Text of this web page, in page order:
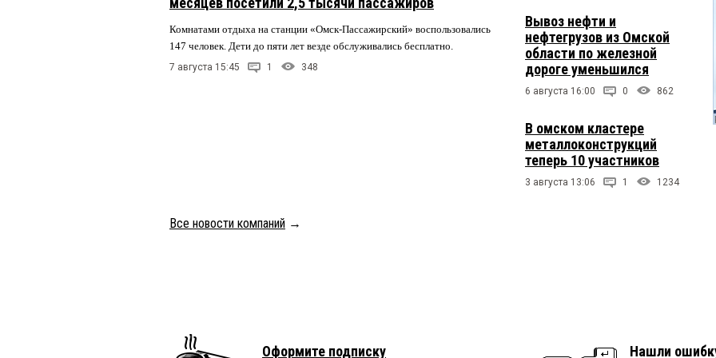
Комнатами отдыха на станции «Омск-Пассажирский» воспользовались
147 человек. Дети до пяти лет везде обслуживались бесплатно.
7 августа 15:45 1 348
Вывоз нефти и
нефтегрузов из Омской
области по железной
дороге уменьшился
6 августа 16:00 0 862
В омском кластере
металлоконструкций
теперь 10 участников
3 августа 13:06 1 1234
Все новости компаний →
Оформите подписку Нашли